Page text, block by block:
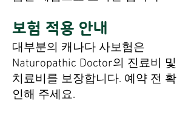
보험 적용 안내
대부분의 캐나다 사보험은
Naturopathic Doctor의 진료비 및
치료비를 보장합니다. 예약 전 확
인해 주세요.